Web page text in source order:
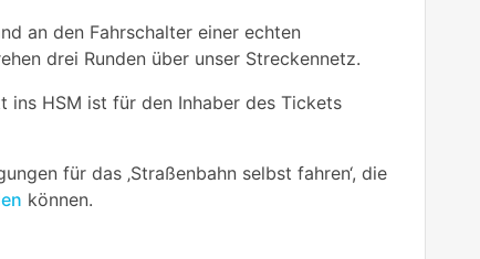
an den Fahrschalter einer echten
drei Runden über unser Streckennetz.
ins HSM ist für den Inhaber des Tickets
für das ‚Straßenbahn selbst fahren‘, die
können.